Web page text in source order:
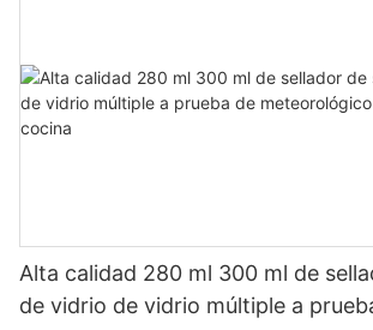
Alta calidad 280 ml 300 ml de
de vidrio de vidrio múltiple a